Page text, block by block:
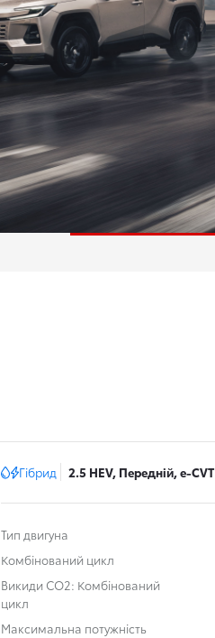
Гібрид 2.5 HEV, Передній, e-CVT
Тип двигуна
Комбінований цикл
Викиди СО2: Комбінований
цикл
Максимальна потужність